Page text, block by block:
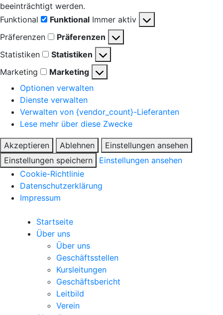
beeinträchtigt werden.
Funktional
Funktional Immer aktiv
Präferenzen
Präferenzen
Statistiken
Statistiken
Marketing
Marketing
Optionen verwalten
Dienste verwalten
Verwalten von {vendor_count}-Lieferanten
Lese mehr über diese Zwecke
Akzeptieren Ablehnen
Einstellungen ansehen
Einstellungen speichern
Einstellungen ansehen
Cookie-Richtlinie
Datenschutzerklärung
Impressum
Startseite
Über uns
Über uns
Geschäftsstellen
Kursleitungen
Geschäftsbericht
Leitbild
Verein